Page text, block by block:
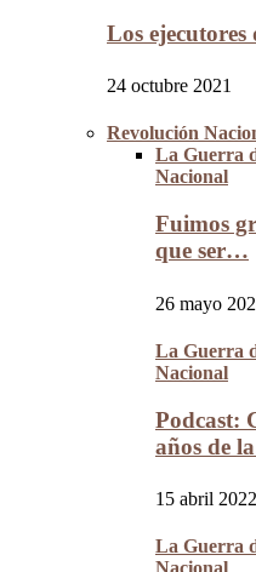
Los
24 octubre 2021
Revolución
La Guerra
Nacional
Fuimos
que ser…
26 mayo
La Guerra
Nacional
Podcast:
años de
15 abril 2022
La Guerra